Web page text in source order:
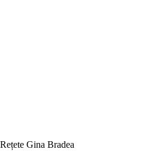
Rețete Gina Bradea